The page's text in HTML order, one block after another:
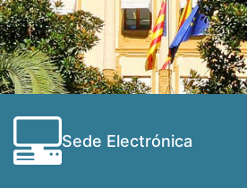
Sede Electrónica